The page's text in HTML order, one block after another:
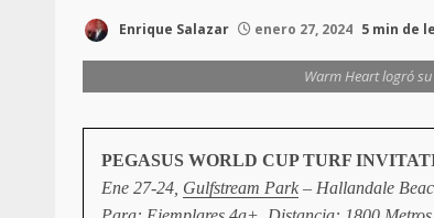
Enrique Salazar enero 27, 2024 5 min de
Warm Heart logró
PEGASUS WORLD CUP TURF
Ene 27-24, Gulfstream Park – Hallandale